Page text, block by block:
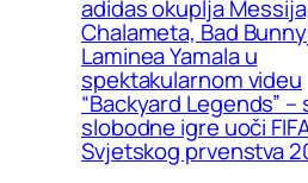
adidas okuplja
Chalameta, Bad
Laminea Yamala u
spektakularnom videu
“Backyard Legends” –
slobodne igre uoči
Svjetskog prvenstva